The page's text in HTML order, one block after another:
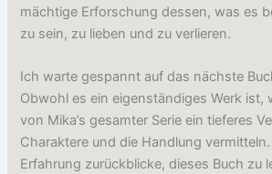
mächtige Erforschung dessen, was es
zu sein, zu lieben und zu verlieren.
Ich warte gespannt auf das nächste
Obwohl es ein eigenständiges Werk ist,
von Mika’s gesamter Serie ein tieferes
Charaktere und die Handlung
Erfahrung zurückblicke, dieses Buch zu